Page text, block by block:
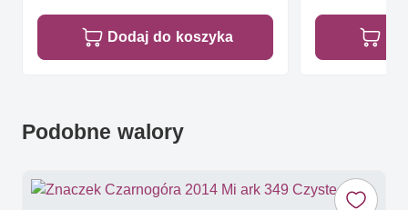
Dodaj do koszyka
Podobne walory